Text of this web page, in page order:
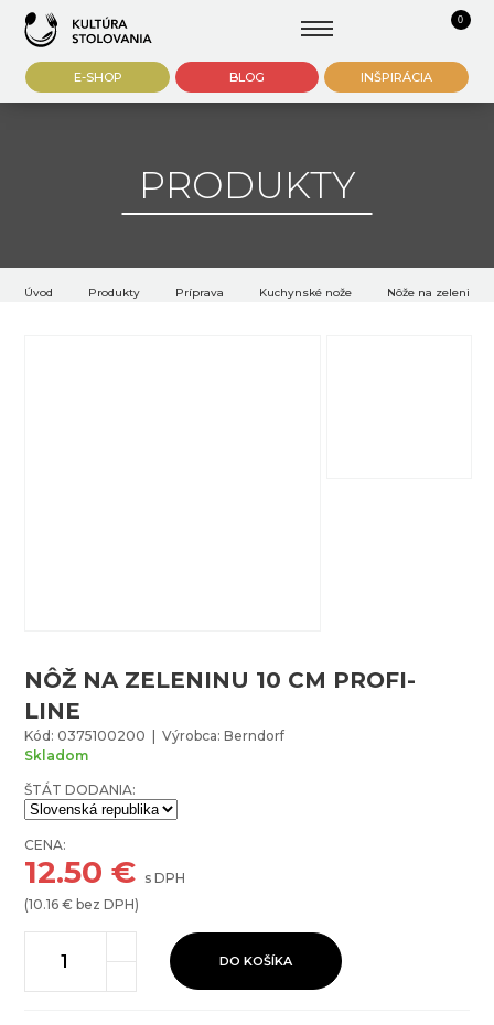
0
E-SHOP BLOG INŠPIRÁCIA
PRODUKTY
Úvod Produkty Príprava Kuchynské nože Nôže na zeleninu
NÔŽ NA ZELENINU 10 CM PROFI-
LINE
Kód: 0375100200 | Výrobca: Berndorf
Skladom
ŠTÁT DODANIA:
CENA:
12.50 € s DPH
(10.16 € bez DPH)
DO KOŠÍKA